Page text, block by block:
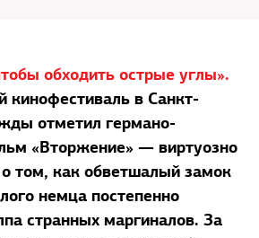
обходить острые углы».
в Санкт-
отметил германо-
«Вторжение» — виртуозно
том, как обветшалый замок
немца постепенно
странных маргиналов. За